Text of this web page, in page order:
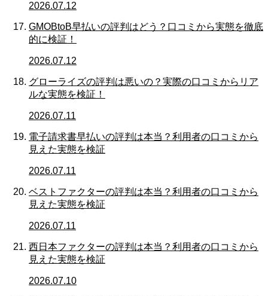
2026.07.12
GMOBtoB早払いの評判はどう？口コミから実態を徹底
的に検証！
2026.07.12
グローライズの評判は悪いの？実際の口コミからリア
ルな実態を検証！
2026.07.11
電子請求書早払いの評判は本当？利用者の口コミから
見えた実態を検証
2026.07.11
ベストファクターの評判は本当？利用者の口コミから
見えた実態を検証
2026.07.11
西日本ファクターの評判は本当？利用者の口コミから
見えた実態を検証
2026.07.10